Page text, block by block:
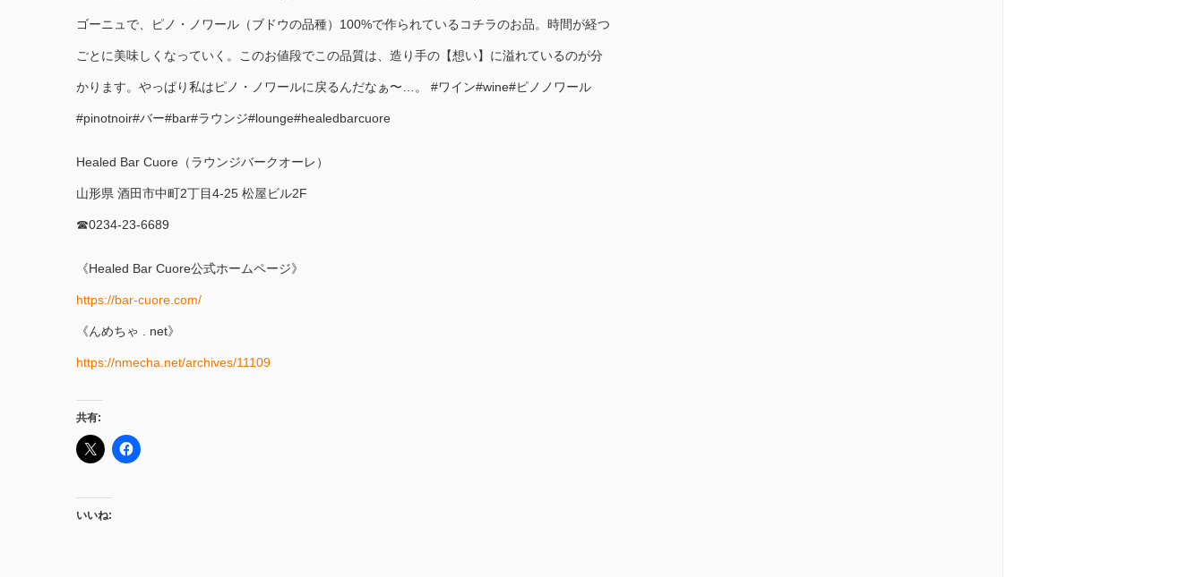
ゴーニュで、ピノ・ノワール（ブドウの品種）100%で作られているコチラのお品。時間が経つ
ごとに美味しくなっていく。このお値段でこの品質は、造り手の【想い】に溢れているのが分
かります。やっぱり私はピノ・ノワールに戻るんだなぁ〜…。 #ワイン#wine#ピノノワール
#pinotnoir#バー#bar#ラウンジ#lounge#healedbarcuore
Healed Bar Cuore（ラウンジバークオーレ）
山形県 酒田市中町2丁目4-25 松屋ビル2F
☎︎0234-23-6689
《Healed Bar Cuore公式ホームページ》
https://bar-cuore.com/
《んめちゃ . net》
https://nmecha.net/archives/11109
共有:
いいね: